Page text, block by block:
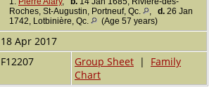
Roches, St-Augustin, Portneuf, Qc.
, d. 26 Jan
1742, Lotbinière, Qc.
(Age 57 years)
18 Apr 2017
F12207 Group Sheet | Family
Chart